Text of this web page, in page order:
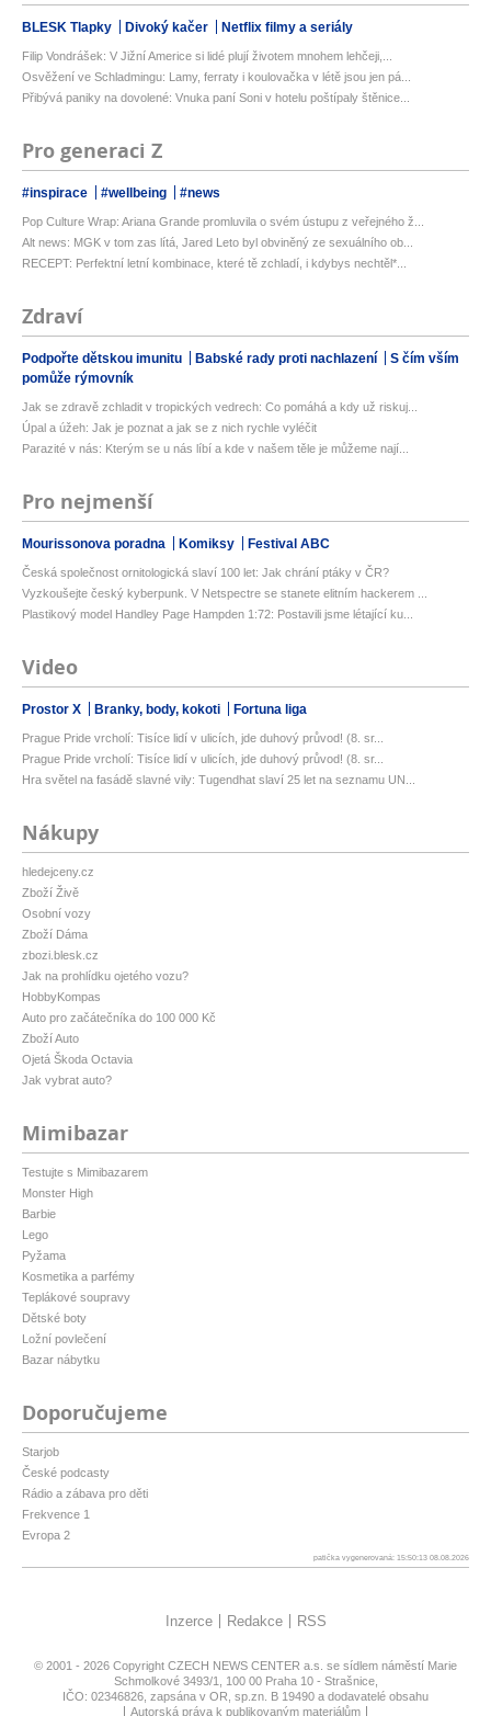
BLESK Tlapky Divoký kačer Netflix filmy a seriály
Filip Vondrášek: V Jižní Americe si lidé plují životem mnohem lehčeji,...
Osvěžení ve Schladmingu: Lamy, ferraty i koulovačka v létě jsou jen pá...
Přibývá paniky na dovolené: Vnuka paní Soni v hotelu poštípaly štěnice...
Pro generaci Z
#inspirace #wellbeing #news
Pop Culture Wrap: Ariana Grande promluvila o svém ústupu z veřejného ž...
Alt news: MGK v tom zas lítá, Jared Leto byl obviněný ze sexuálního ob...
RECEPT: Perfektní letní kombinace, které tě zchladí, i kdybys nechtěl*...
Zdraví
Podpořte dětskou imunitu Babské rady proti nachlazení
S čím vším
pomůže rýmovník
Jak se zdravě zchladit v tropických vedrech: Co pomáhá a kdy už riskuj...
Úpal a úžeh: Jak je poznat a jak se z nich rychle vyléčit
Parazité v nás: Kterým se u nás líbí a kde v našem těle je můžeme nají...
Pro nejmenší
Mourissonova poradna Komiksy Festival ABC
Česká společnost ornitologická slaví 100 let: Jak chrání ptáky v ČR?
Vyzkoušejte český kyberpunk. V Netspectre se stanete elitním hackerem ...
Plastikový model Handley Page Hampden 1:72: Postavili jsme létající ku...
Video
Prostor X Branky, body, kokoti Fortuna liga
Prague Pride vrcholí: Tisíce lidí v ulicích, jde duhový průvod! (8. sr...
Prague Pride vrcholí: Tisíce lidí v ulicích, jde duhový průvod! (8. sr...
Hra světel na fasádě slavné vily: Tugendhat slaví 25 let na seznamu UN...
Nákupy
hledejceny.cz
Zboží Živě
Osobní vozy
Zboží Dáma
zbozi.blesk.cz
Jak na prohlídku ojetého vozu?
HobbyKompas
Auto pro začátečníka do 100 000 Kč
Zboží Auto
Ojetá Škoda Octavia
Jak vybrat auto?
Mimibazar
Testujte s Mimibazarem
Monster High
Barbie
Lego
Pyžama
Kosmetika a parfémy
Teplákové soupravy
Dětské boty
Ložní povlečení
Bazar nábytku
Doporučujeme
Starjob
České podcasty
Rádio a zábava pro děti
Frekvence 1
Evropa 2
patička vygenerovaná: 15:50:13 08.08.2026
Inzerce Redakce RSS
© 2001 - 2026 Copyright CZECH NEWS CENTER a.s. se sídlem náměstí Marie
Schmolkové 3493/1, 100 00 Praha 10 - Strašnice,
IČO: 02346826, zapsána v OR, sp.zn. B 19490 a dodavatelé obsahu
Autorská práva k publikovaným materiálům